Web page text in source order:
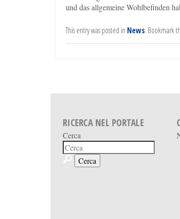
und das allgemeine Wohlbefinden
This entry was posted in News. Bookmark
RICERCA NEL PORTALE
Cerca